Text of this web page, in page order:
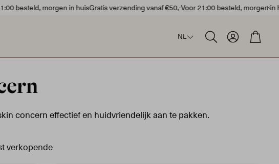
besteld, morgen in huisGratis verzending vanaf €50,-Voor 21:00 besteld, morgen in
NL
Zoeken
Account
concern effectief en huidvriendelijk aan te pakken.
verkopende